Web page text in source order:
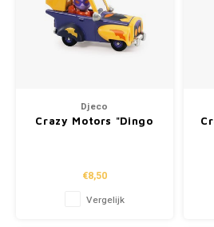
Djeco
Crazy Motors "Dingo
€8,50
Vergelijk